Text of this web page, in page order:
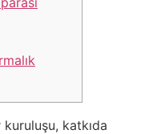
kuruluşu, katkıda